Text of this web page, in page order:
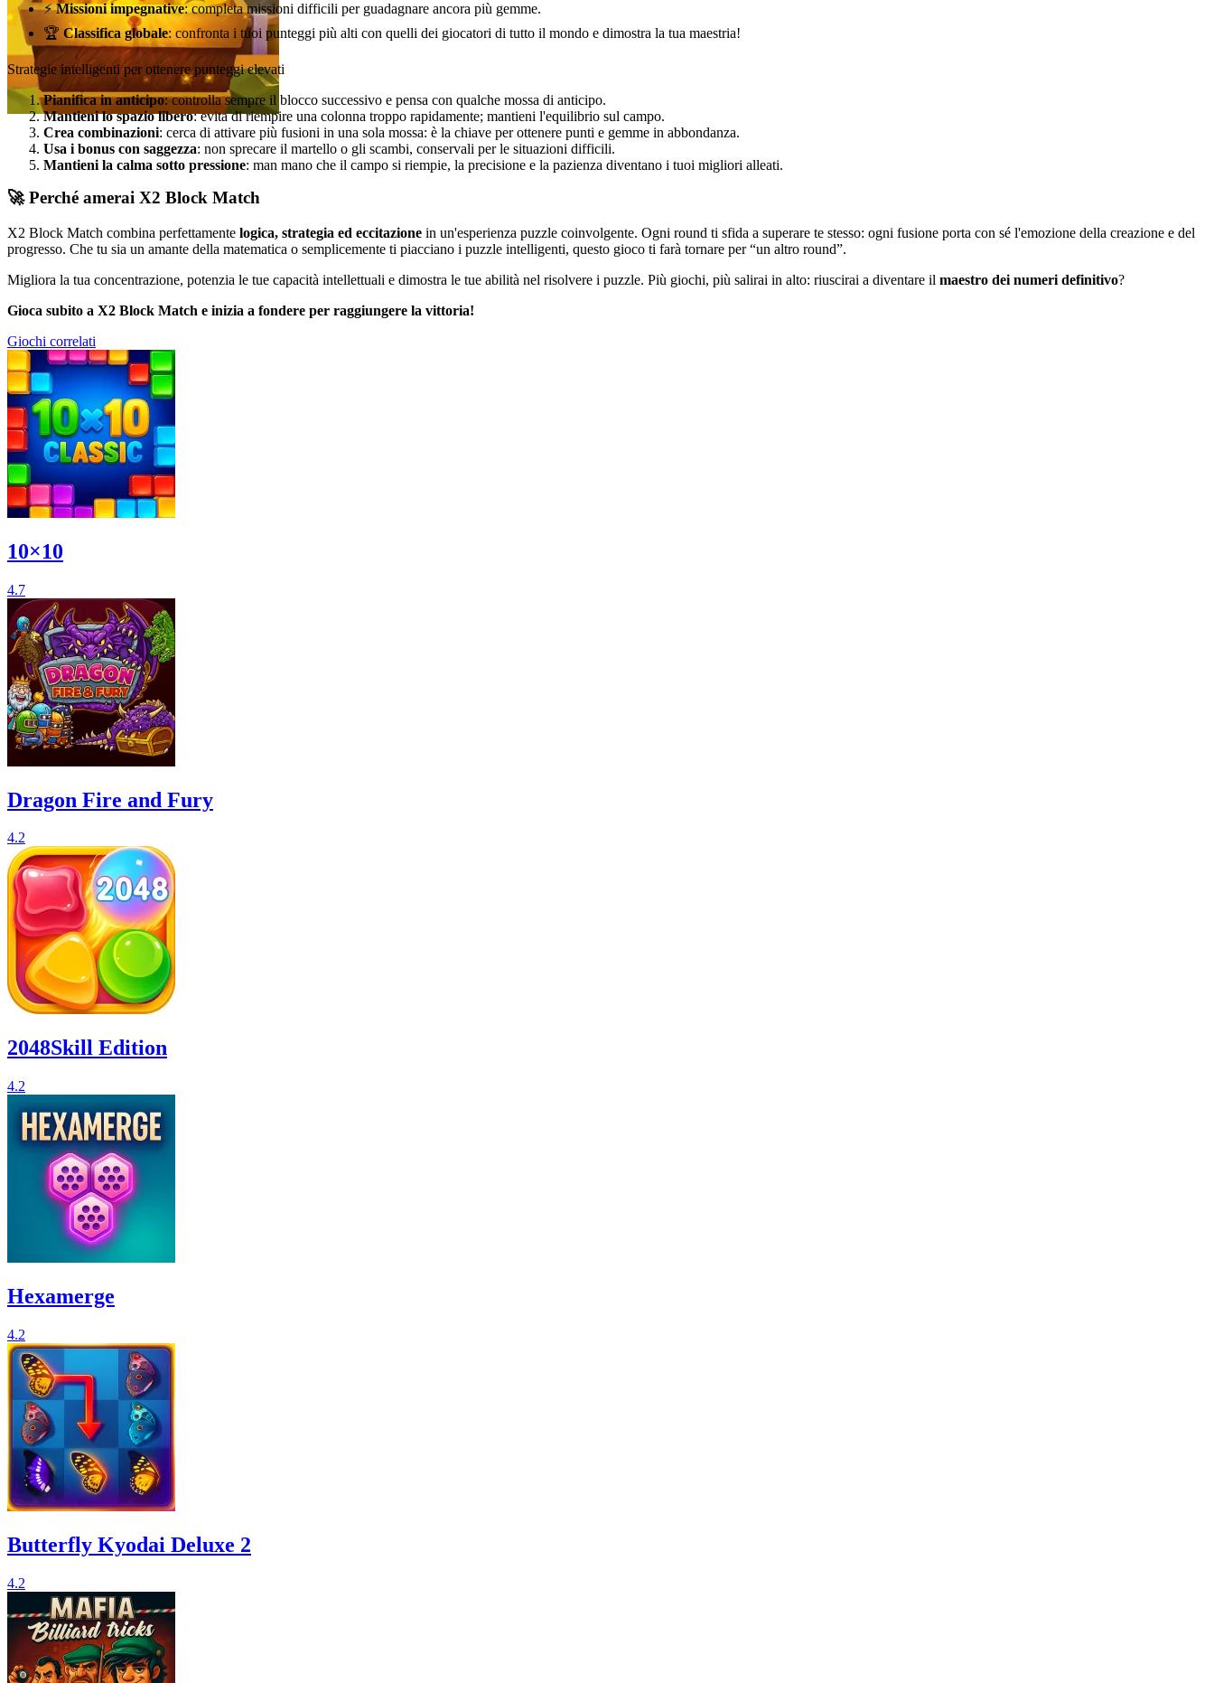
⚡Missioni impegnative: completa missioni difficili per guadagnare ancora più gemme.
🏆 Classifica globale: confronta i tuoi punteggi più alti con quelli dei giocatori di tutto il mondo e dimostra la tua maestria!
Strategie intelligenti per ottenere punteggi elevati
Pianifica in anticipo: controlla sempre il blocco successivo e pensa con qualche mossa di anticipo.
Mantieni lo spazio libero: evita di riempire una colonna troppo rapidamente; mantieni l'equilibrio sul campo.
Crea combinazioni: cerca di attivare più fusioni in una sola mossa: è la chiave per ottenere punti e gemme in abbondanza.
Usa i bonus con saggezza: non sprecare il martello o gli scambi, conservali per le situazioni difficili.
Mantieni la calma sotto pressione: man mano che il campo si riempie, la precisione e la pazienza diventano i tuoi migliori alleati.
🚀 Perché amerai X2 Block Match
X2 Block Match combina perfettamente logica, strategia ed eccitazione in un'esperienza puzzle coinvolgente. Ogni round ti sfida a superare te stesso: ogni fusione porta con sé l'emozione della creazione e del
progresso. Che tu sia un amante della matematica o semplicemente ti piacciano i puzzle intelligenti, questo gioco ti farà tornare per “un altro round”.
Migliora la tua concentrazione, potenzia le tue capacità intellettuali e dimostra le tue abilità nel risolvere i puzzle. Più giochi, più salirai in alto: riuscirai a diventare il maestro dei numeri definitivo?
Gioca subito a X2 Block Match e inizia a fondere per raggiungere la vittoria!
Giochi correlati
10×10
4.7
Dragon Fire and Fury
4.2
2048Skill Edition
4.2
Hexamerge
4.2
Butterfly Kyodai Deluxe 2
4.2